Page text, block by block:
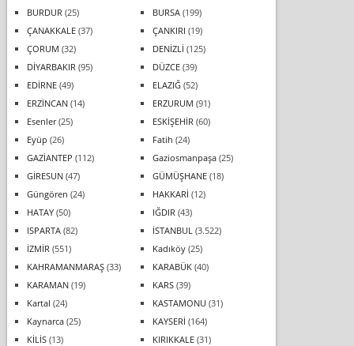
BURDUR (25) BURSA(199)
ÇANAKKALE(37) ÇANKIRI (19)
ÇORUM (32) DENİZLİ (125)
DİYARBAKIR (95) DÜZCE(39)
EDİRNE(49) ELAZIĞ(52)
ERZİNCAN(14) ERZURUM (91)
Esenler(25) ESKİŞEHİR (60)
Eyüp (26) Fatih (24)
GAZİANTEP (112) Gaziosmanpaşa(25)
GİRESUN(47) GÜMÜŞHANE(18)
Güngören (24) HAKKARİ (12)
HATAY(50) IĞDIR (43)
ISPARTA(82) İSTANBUL (3.522)
İZMİR (551) Kadıköy(25)
KAHRAMANMARAŞ(33) KARABÜK(40)
KARAMAN(19) KARS(39)
Kartal (24) KASTAMONU (31)
Kaynarca(25) KAYSERİ (164)
KİLİS(13) KIRIKKALE(31)